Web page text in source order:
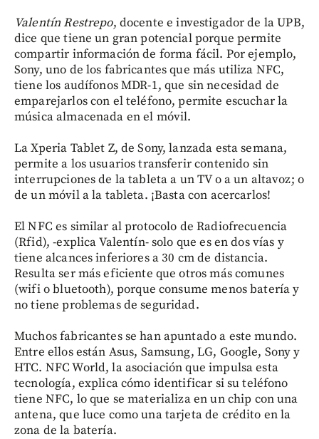
Valentín Restrepo, docente e investigador de la UPB,
dice que tiene un gran potencial porque permite
compartir información de forma fácil. Por ejemplo,
Sony, uno de los fabricantes que más utiliza NFC,
tiene los audífonos MDR-1, que sin necesidad de
emparejarlos con el teléfono, permite escuchar la
música almacenada en el móvil.
La Xperia Tablet Z, de Sony, lanzada esta semana,
permite a los usuarios transferir contenido sin
interrupciones de la tableta a un TV o a un altavoz; o
de un móvil a la tableta. ¡Basta con acercarlos!
El NFC es similar al protocolo de Radiofrecuencia
(Rfid), -explica Valentín- solo que es en dos vías y
tiene alcances inferiores a 30 cm de distancia.
Resulta ser más eficiente que otros más comunes
(wifi o bluetooth), porque consume menos batería y
no tiene problemas de seguridad.
Muchos fabricantes se han apuntado a este mundo.
Entre ellos están Asus, Samsung, LG, Google, Sony y
HTC. NFC World, la asociación que impulsa esta
tecnología, explica cómo identificar si su teléfono
tiene NFC, lo que se materializa en un chip con una
antena, que luce como una tarjeta de crédito en la
zona de la batería.